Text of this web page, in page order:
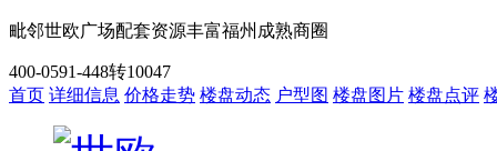
毗邻世欧广场配套资源丰富福州成熟商圈
400-0591-448转10047
首页 详细信息 价格走势 楼盘动态 户型图 楼盘图片 楼盘点评